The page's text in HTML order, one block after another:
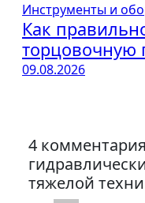
Инструменты и
Как
торцовочную
09.08.2026
4
тяжелой